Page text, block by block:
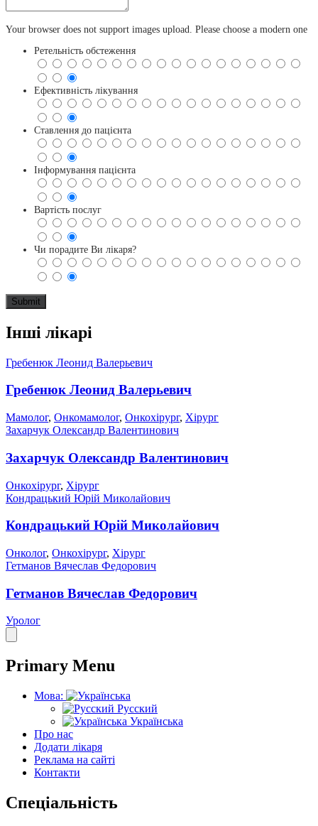
Your browser does not support images upload. Please choose a modern one
Ретельність обстеження
Ефективність лікування
Ставлення до пацієнта
Інформування пацієнта
Вартість послуг
Чи порадите Ви лікаря?
Інші лікарі
Гребенюк Леонид Валерьевич
Гребенюк Леонид Валерьевич
Мамолог, Онкомамолог, Онкохірург, Хірург
Захарчук Олександр Валентинович
Захарчук Олександр Валентинович
Онкохірург, Хірург
Кондрацький Юрій Миколайович
Кондрацький Юрій Миколайович
Онколог, Онкохірург, Хірург
Гетманов Вячеслав Федорович
Гетманов Вячеслав Федорович
Уролог
Primary Menu
Мова:
Русский
Українська
Про нас
Додати лікаря
Реклама на сайті
Контакти
Спеціальність